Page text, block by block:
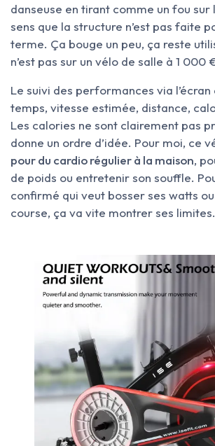
danseuse en tirant comme un fou sur
sens que la structure n’est pas faite
terme. Ça bouge un peu, ça reste
n’est pas sur un vélo de salle à 1 000
Le suivi des performances via l’écran
temps, vitesse estimée, distance,
Les calories ne sont clairement pas
donne un ordre d’idée. Pour moi, ce
pour du cardio régulier à la maison,
de poids ou entretenir son souffle.
confirmé qui veut bosser ses watts
course, ça va vite montrer ses limites.